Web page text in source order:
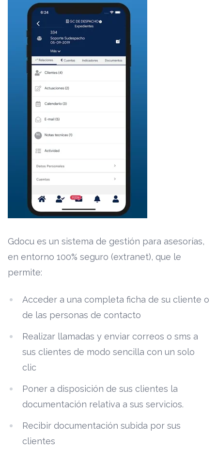
Gdocu es un sistema de gestión para asesorías,
en entorno 100% seguro (extranet), que le
permite:
Acceder a una completa ficha de su cliente o
de las personas de contacto
Realizar llamadas y enviar correos o sms a
sus clientes de modo sencilla con un solo
clic
Poner a disposición de sus clientes la
documentación relativa a sus servicios.
Recibir documentación subida por sus
clientes